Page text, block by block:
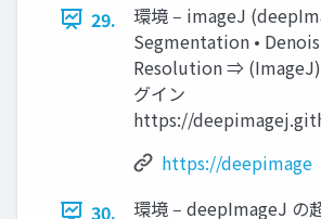
29.
環境 ‒ imageJ
Segmentation •
Resolution ⇒
グイン
https://
https://deepimage
30.
環境 ‒ deepImageJ の